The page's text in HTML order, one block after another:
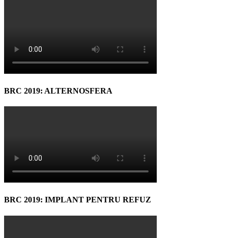
BRC 2019: ALTERNOSFERA
BRC 2019: IMPLANT PENTRU REFUZ